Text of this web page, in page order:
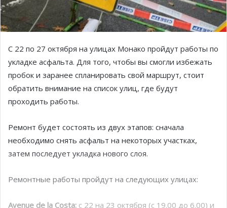
С 22 по 27 октября на улицах Монако пройдут работы по
укладке асфальта. Для того, чтобы вы смогли избежать
пробок и заранее спланировать свой маршрут, стоит
обратить внимание на список улиц, где будут
проходить работы.
Ремонт будет состоять из двух этапов: сначала
необходимо снять асфальт на некоторых участках,
затем последует укладка нового слоя.
Ремонтные работы пройдут на следующих улицах:
Avenue de la Costa: с 22 на 23 октября (с 19.00 до 6.00) и